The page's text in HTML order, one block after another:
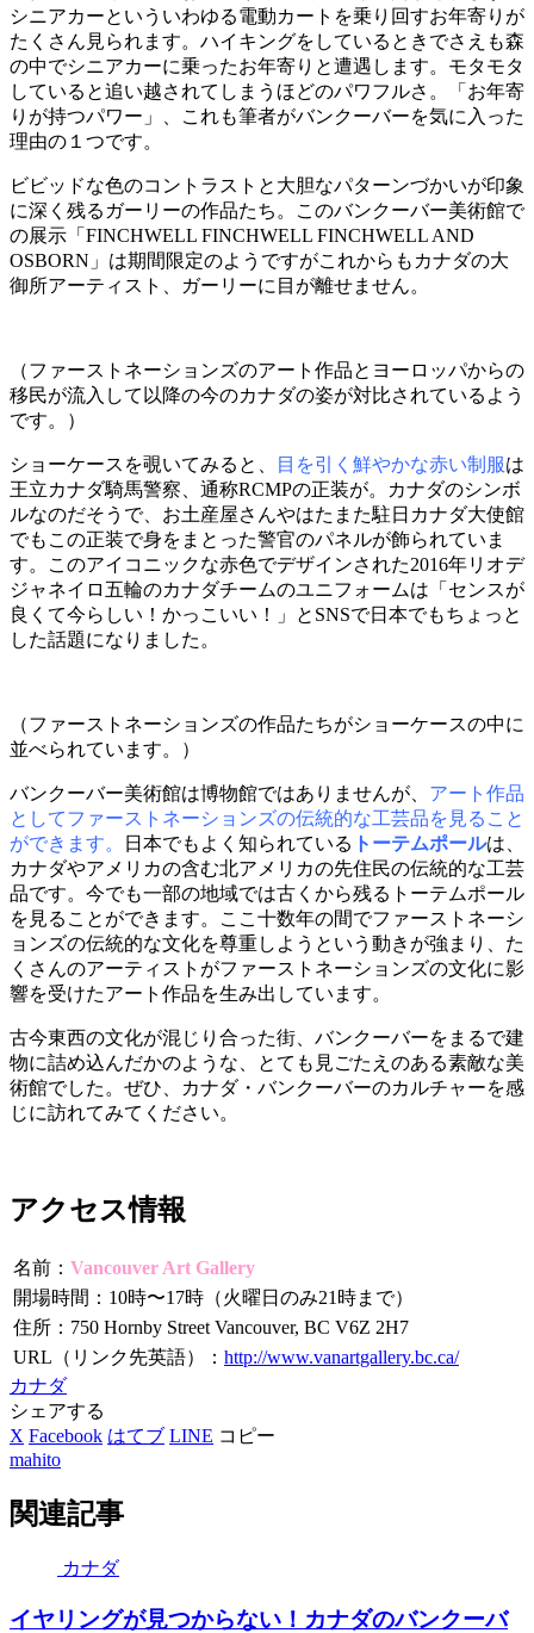
シニアカーといういわゆる電動カートを乗り回すお年寄りが
たくさん見られます。ハイキングをしているときでさえも森
の中でシニアカーに乗ったお年寄りと遭遇します。モタモタ
していると追い越されてしまうほどのパワフルさ。「お年寄
りが持つパワー」、これも筆者がバンクーバーを気に入った
理由の１つです。
ビビッドな色のコントラストと大胆なパターンづかいが印象
に深く残るガーリーの作品たち。このバンクーバー美術館で
の展示「FINCHWELL FINCHWELL FINCHWELL AND
OSBORN」は期間限定のようですがこれからもカナダの大
御所アーティスト、ガーリーに目が離せません。
（ファーストネーションズのアート作品とヨーロッパからの
移民が流入して以降の今のカナダの姿が対比されているよう
です。）
ショーケースを覗いてみると、 目を引く鮮やかな赤い制服は
王立カナダ騎馬警察、通称RCMPの正装が。カナダのシンボ
ルなのだそうで、お土産屋さんやはたまた駐日カナダ大使館
でもこの正装で身をまとった警官のパネルが飾られていま
す。このアイコニックな赤色でデザインされた2016年リオデ
ジャネイロ五輪のカナダチームのユニフォームは「センスが
良くて今らしい！かっこいい！」とSNSで日本でもちょっと
した話題になりました。
（ファーストネーションズの作品たちがショーケースの中に
並べられています。）
バンクーバー美術館は博物館ではありませんが、 アート作品
としてファーストネーションズの伝統的な工芸品を見ること
ができます。
日本でもよく知られている トーテムポールは、
カナダやアメリカの含む北アメリカの先住民の伝統的な工芸
品です。今でも一部の地域では古くから残るトーテムポール
を見ることができます。ここ十数年の間でファーストネーシ
ョンズの伝統的な文化を尊重しようという動きが強まり、た
くさんのアーティストがファーストネーションズの文化に影
響を受けたアート作品を生み出しています。
古今東西の文化が混じり合った街、バンクーバーをまるで建
物に詰め込んだかのような、とても見ごたえのある素敵な美
術館でした。ぜひ、カナダ・バンクーバーのカルチャーを感
じに訪れてみてください。
アクセス情報
名前： Vancouver Art Gallery
開場時間：10時〜17時（火曜日のみ21時まで）
住所：750 Hornby Street Vancouver, BC V6Z 2H7
URL（リンク先英語）： http://www.vanartgallery.bc.ca/
カナダ
シェアする
X Facebook はてブ LINE コピー
mahito
関連記事
カナダ
イヤリングが見つからない！カナダのバンクーバ